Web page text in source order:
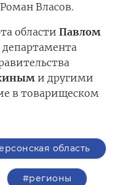
Власов.
области Павлом
и другими
в товарищеском
область
#регионы